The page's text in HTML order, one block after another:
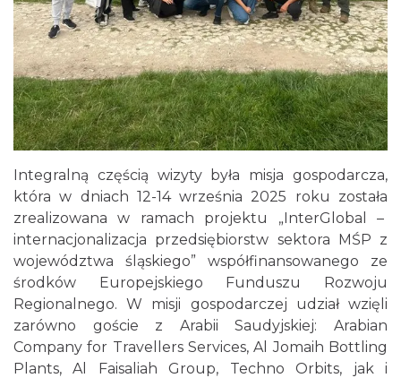
Integralną częścią wizyty była misja gospodarcza,
która w dniach 12-14 września 2025 roku została
zrealizowana w ramach projektu „InterGlobal –
internacjonalizacja przedsiębiorstw sektora MŚP z
województwa śląskiego” współfinansowanego ze
środków Europejskiego Funduszu Rozwoju
Regionalnego. W misji gospodarczej udział wzięli
zarówno goście z Arabii Saudyjskiej: Arabian
Company for Travellers Services, Al Jomaih Bottling
Plants, Al Faisaliah Group, Techno Orbits, jak i